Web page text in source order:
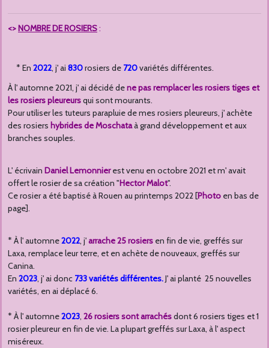
<>NOMBRE DE ROSIERS:
* En 2022, j' ai 830rosiers de 720variétés différentes.
À l' automne 2021, j' ai décidé dene pas remplacer les rosiers tiges et
les rosiers pleureursqui sont mourants.
Pour utiliser les tuteurs parapluie de mes rosiers pleureurs, j' achète
des rosiers hybrides de Moschataà grand développement et aux
branches souples.
L' écrivain Daniel Lemonnierest venu en octobre 2021 et m' avait
offert le rosier de sa création "Hector Malot".
Ce rosier a été baptisé à Rouen au printemps 2022 [Photo en bas de
page].
* À l' automne2022, j'arrache 25 rosiers en fin de vie, greffés sur
Laxa, remplace leur terre, et en achète de nouveaux, greffés sur
Canina.
En 2023, j' ai donc 733 variétés différentes.J' ai planté 25 nouvelles
variétés, en ai déplacé 6.
* À l' automne2023, 26 rosiers sont arrachésdont 6 rosiers tiges et 1
rosier pleureur en fin de vie. La plupart greffés sur Laxa, à l' aspect
miséreux.